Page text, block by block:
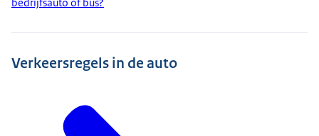
bedrijfsauto of bus?
Verkeersregels in de auto